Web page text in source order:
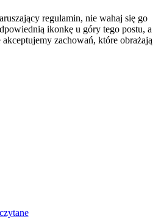
regulamin, nie wahaj się go
ikonkę u góry tego postu, a
zachowań, które obrażają